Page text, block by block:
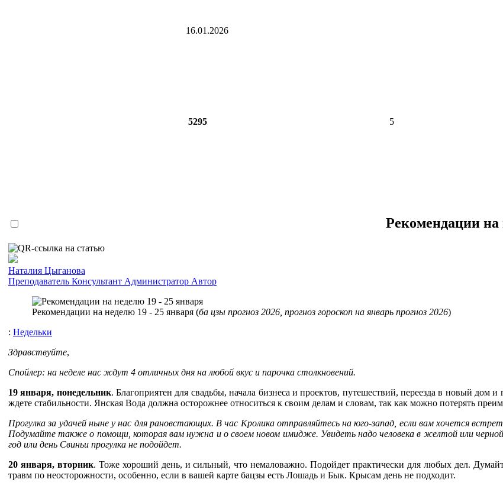
16.01.2026
5295 5
Рекомендации на
Наталия Цыганова
Преподаватель Консультант Администратор Автор
Рекомендации на неделю 19 - 25 января (ба цзы прогноз 2026, прогноз гороскоп на январь прогноз 2026)
: Недельки
Здравствуйте,
Спойлер: на неделе нас ждут 4 отличных дня на любой вкус и парочка столкновений.
19 января, понедельник. Благоприятен для свадьбы, начала бизнеса и проектов, путешествий, переезда в новый дом
ждете стабильности. Янская Вода должна осторожнее относиться к своим делам и словам, так как можно потерять
Прогулка за удачей ныне у нас для рановстающих. В час Кролика отправляйтесь на юго-запад, если вам хочется
Подумайте также о помощи, которая вам нужна и о своем новом имидже. Увидеть надо человека в желтой или
год или день Свиньи прогулка не подойдет.
20 января, вторник. Тоже хороший день, и сильный, что немаловажно. Подойдет практически для любых дел.
травм по неосторожности, особенно, если в вашей карте бацзы есть Лошадь и Бык. Крысам день не подходит.